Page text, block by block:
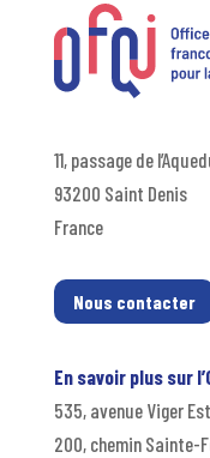
11, passage de
93200 Saint Denis
France
Nous contacter
En savoir plus sur
535, avenue Viger
200, chemin Sainte-